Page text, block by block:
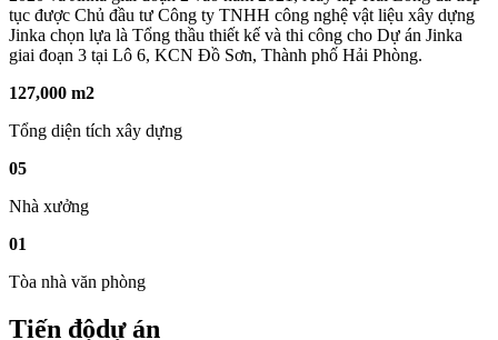
tục được Chủ đầu tư Công ty TNHH công nghệ vật liệu xây dựng
Jinka chọn lựa là Tổng thầu thiết kế và thi công cho Dự án Jinka
giai đoạn 3 tại Lô 6, KCN Đồ Sơn, Thành phố Hải Phòng.
127,000 m2
Tổng diện tích xây dựng
05
Nhà xưởng
01
Tòa nhà văn phòng
Tiến độdự án